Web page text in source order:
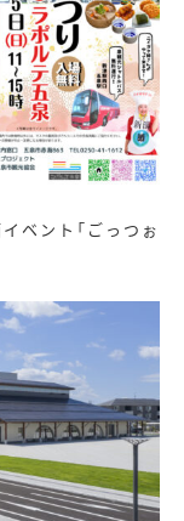
ベント「ごっつぉ